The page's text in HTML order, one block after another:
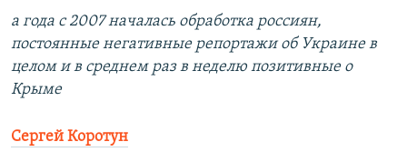
а года с 2007 началась обработка россиян,
постоянные негативные репортажи об Украине в
целом и в среднем раз в неделю позитивные о
Крыме
Сергей Коротун